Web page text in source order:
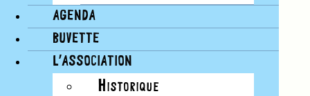
AGENDA
BUVETTE
L’ASSOCIATION
Historique